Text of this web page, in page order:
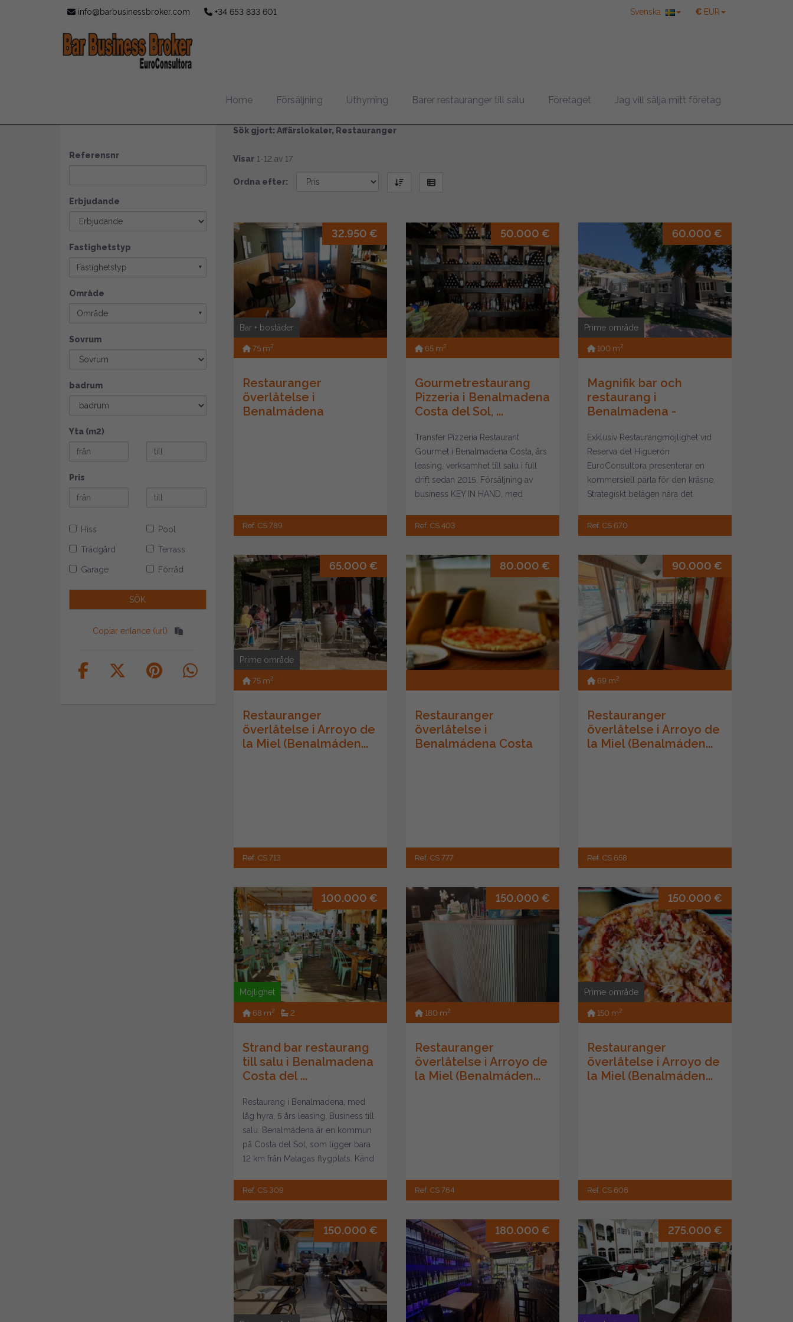
info@barbusinessbroker.com +34 653 833 601 € EUR
Svenska
Home Försäljning Uthyrning Barer restauranger till salu Företaget Jag vill sälja mitt företag
Restauranger i Costa del Sol, Málaga
Sök gjort: Affärslokaler, Restauranger
Visar1-12 av 17
Ordna efter:
32.950 €
Bar + bostäder
75 m2
Restauranger
överlåtelse i
Benalmádena
Ref. CS 789
50.000 €
65 m2
Gourmetrestaurang
Pizzeria i Benalmadena
Costa del Sol, ...
Transfer Pizzeria Restaurant
Gourmet i Benalmadena Costa, års
leasing, verksamhet till salu i full
drift sedan 2015. Försäljning av
business KEY IN HAND, med
Ref. CS 403
60.000 €
Prime område
100 m2
Magnifik bar och
restaurang i
Benalmadena -
Exklusiv Restaurangmöjlighet vid
Reserva del Higuerón ​
EuroConsultora presenterar en
kommersiell pärla för den kräsne.
Strategiskt belägen nära det
Ref. CS 670
65.000 €
Prime område
75 m2
Restauranger
överlåtelse i Arroyo de
la Miel (Benalmáden...
Ref. CS 713
80.000 €
Restauranger
överlåtelse i
Benalmádena Costa
Ref. CS 777
90.000 €
69 m2
Restauranger
överlåtelse i Arroyo de
la Miel (Benalmáden...
Ref. CS 658
100.000 €
Möjlighet
68 m2 2
Strand bar restaurang
till salu i Benalmadena
Costa del ...
Restaurang i Benalmadena, med
låg hyra, 5 års leasing, Business till
salu. Benalmádena är en kommun
på Costa del Sol, som ligger bara
12 km från Malagas flygplats. Känd
Ref. CS 309
150.000 €
180 m2
Restauranger
överlåtelse i Arroyo de
la Miel (Benalmáden...
Ref. CS 764
150.000 €
Prime område
150 m2
Restauranger
överlåtelse i Arroyo de
la Miel (Benalmáden...
Ref. CS 606
150.000 € 180.000 € 275.000 €
Referensnr
Erbjudande
Fastighetstyp
Fastighetstyp ▼
Område
Område ▼
Sovrum
badrum
Yta (m2)
Pris
Hiss Pool
Trädgård Terrass
Garage Förråd
Copiar enlance (url)